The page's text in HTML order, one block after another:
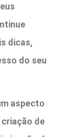
dicas,
do seu
aspecto
de